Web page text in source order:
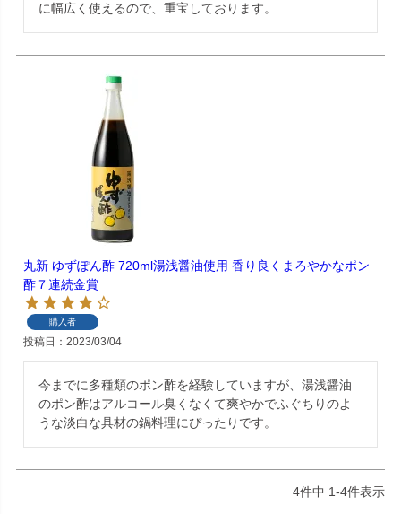
に幅広く使えるので、重宝しております。
丸新 ゆずぽん酢 720ml湯浅醤油使用 香り良くまろやかなポン
酢７連続金賞
購入者
投稿日 2023/03/04
今までに多種類のポン酢を経験していますが、湯浅醤油
のポン酢はアルコール臭くなくて爽やかでふぐちりのよ
4件中 1-4件表示